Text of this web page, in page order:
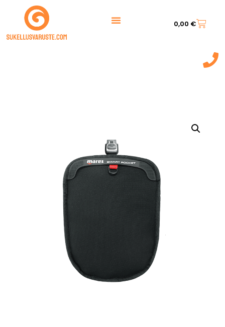
0,00 €